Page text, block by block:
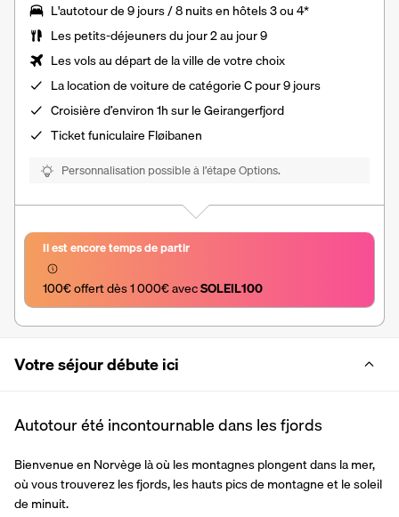
L'autotour de 9 jours / 8 nuits en hôtels 3 ou 4*
Lespetits-déjeuners du jour 2 au jour 9
Les vols au départ de la ville de votre choix
Lalocation de voiturede catégorie C pour 9 jours
Croisière d’environ 1h sur le Geirangerfjord
Ticket funiculaire Fløibanen
Personnalisation possible à l’étape Options.
Il est encore temps de partir
100€ offert dès 1 000€ avec SOLEIL100
Votre séjour débute ici
Autotour été incontournable dans les fjords
Bienvenue en Norvège là où les montagnes plongent dans la mer,
où vous trouverez les fjords, les hauts pics de montagne et le soleil
de minuit.